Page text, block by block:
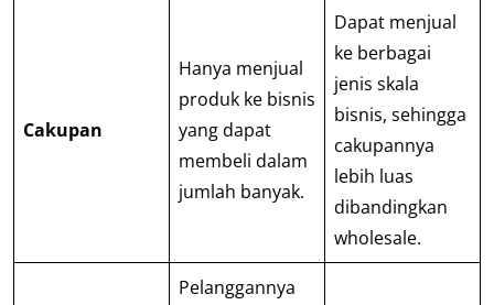
Cakupan
Hanya menjual
produk ke bisnis
yang dapat
membeli dalam
jumlah banyak.
Dapat menjual
ke berbagai
jenis skala
bisnis, sehingga
cakupannya
lebih luas
dibandingkan
wholesale.
Pelanggannya